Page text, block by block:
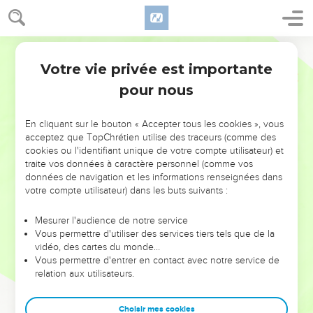
NE MANQUEZ PAS L’ÉVÉNEMENT
DE L’ANNÉE !
ET SI LEURS ERREURS POUVAIENT VOUS ÉVITER LES
VOTRES ?
leur foi ou leur vision. Mais on voit moins les doutes, les erreurs
et les saisons difficiles qu'ils ont traversés, alors même que ce
sont elles qui les ont façonnés.
Dans cette conférence, leaders, entrepreneurs, et responsables
clés pour avancer avec plus de sagesse afin que leurs erreurs
Votre vie privée est importante
pour nous
En cliquant sur le bouton « Accepter tous les cookies », vous
acceptez que TopChrétien utilise des traceurs (comme des
cookies ou l'identifiant unique de votre compte utilisateur) et
traite vos données à caractère personnel (comme vos
données de navigation et les informations renseignées dans
votre compte utilisateur) dans les buts suivants :
Mesurer l'audience de notre service
Vous permettre d'utiliser des services tiers tels que de la
vidéo, des cartes du monde…
Vous permettre d'entrer en contact avec notre service de
relation aux utilisateurs.
Choisir mes cookies